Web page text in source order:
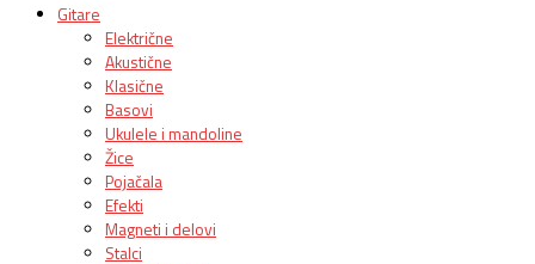
Gitare
Električne
Akustične
Klasične
Basovi
Ukulele i mandoline
Žice
Pojačala
Efekti
Magneti i delovi
Stalci